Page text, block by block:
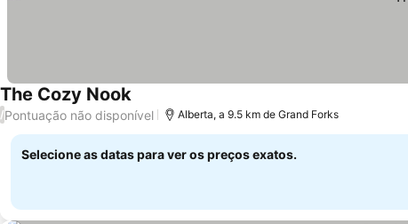
The Cozy Nook
/Pontuação não disponível Alberta, a 9.5 km de Grand Forks
Selecione as datas para ver os preços exatos.